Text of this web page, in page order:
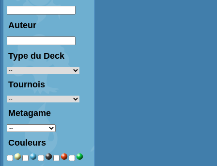
Auteur
Type du Deck
Tournois
Metagame
Couleurs